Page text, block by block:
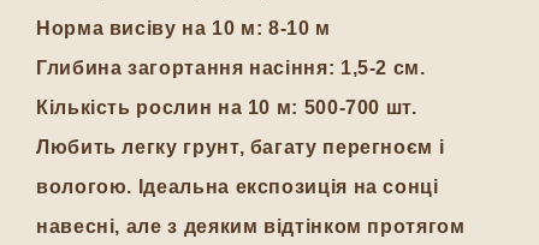
Норма висіву на 10 м: 8-10 м
Глибина загортання насіння: 1,5-2 см.
Кількість рослин на 10 м: 500-700 шт.
Любить легку грунт, багату перегноєм і
вологою. Ідеальна експозиція на сонці
навесні, але з деяким відтінком протягом